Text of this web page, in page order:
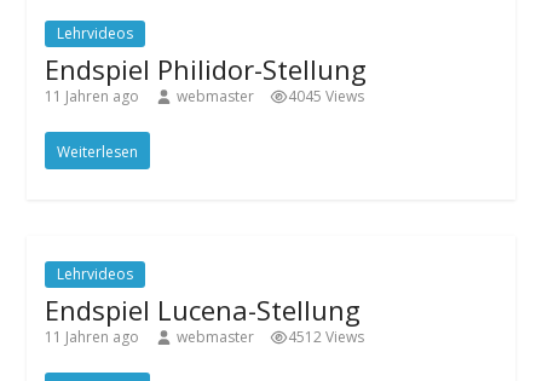
Lehrvideos
Endspiel Philidor-Stellung
11 Jahren ago webmaster 4045 Views
Weiterlesen
Lehrvideos
Endspiel Lucena-Stellung
11 Jahren ago webmaster 4512 Views